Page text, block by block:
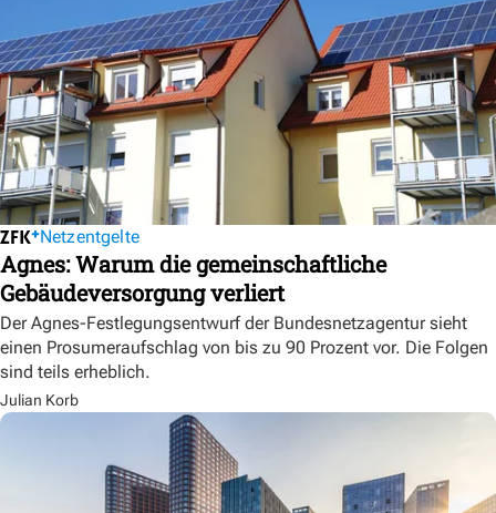
Netzentgelte
Agnes: Warum die gemeinschaftliche
Gebäudeversorgung verliert
Der Agnes-Festlegungsentwurf der Bundesnetzagentur sieht
einen Prosumeraufschlag von bis zu 90 Prozent vor. Die Folgen
sind teils erheblich.
Julian Korb